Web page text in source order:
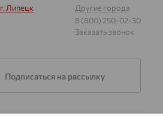
г. Липецк
Другие города
8 (800) 250-02-30
Заказать звонок
Подписаться на рассылку